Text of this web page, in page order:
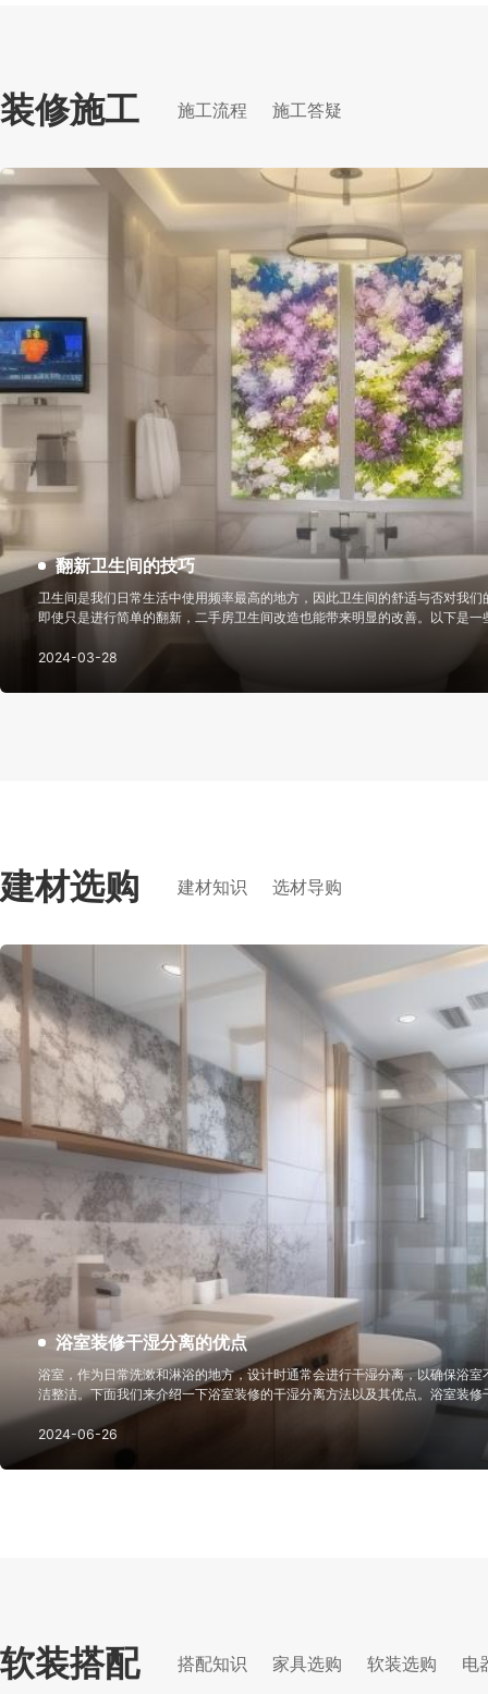
装修施工 施工流程 施工答疑
翻新卫生间的技巧
卫生间是我们日常生活中使用频率最高的地方，因此卫生间的舒适与否对我们
即使只是进行简单的翻新，二手房卫生间改造也能带来明显的改善。以下是一
铺设瓷砖是很重要的。确保地砖的铺设
2024-03-28
建材选购 建材知识 选材导购
浴室装修干湿分离的优点
浴室，作为日常洗漱和淋浴的地方，设计时通常会进行干湿分离，以确保浴室
洁整洁。下面我们来介绍一下浴室装修的干湿分离方法以及其优点。浴室装修
式：适用于空间有限的浴室。不将整个洗浴间封闭，而是在喷头处设置有效的
汽，又有视觉上的扩容效
2024-06-26
软装搭配 搭配知识 家具选购 软装选购 电